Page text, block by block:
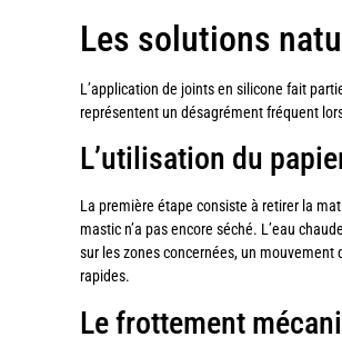
Les solutions
L’application de joints en silicone fait
représentent un désagrément fréquent
L’utilisation du
La première étape consiste à retirer la
mastic n’a pas encore séché. L’eau
sur les zones concernées, un
rapides.
Le frottement